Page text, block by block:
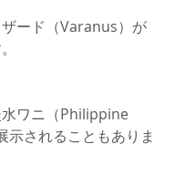
ード（Varanus）が
ワニ（Philippine
示されることもありま